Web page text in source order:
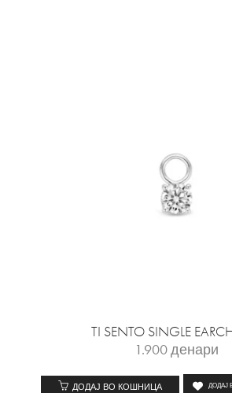
TI SENTO SINGLE
1.900денари
ДОДАЈ ВО КОШНИЦА ДОДАЈ